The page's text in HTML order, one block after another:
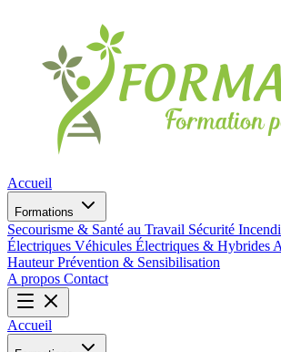
Accueil
Formations
Secourisme & Santé au Travail Sécurité
Électriques Véhicules Électriques & Hybrides
HauteurPrévention & Sensibilisation
A propos Contact
Accueil